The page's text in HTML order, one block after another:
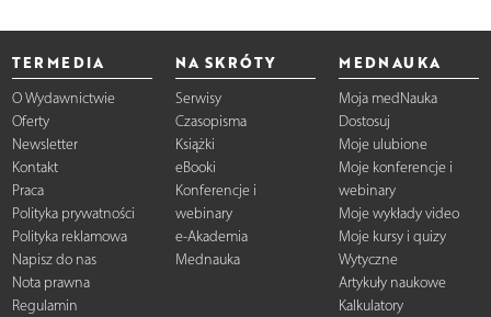
TERMEDIA
O Wydawnictwie
Oferty
Newsletter
Kontakt
Praca
Polityka prywatności
Polityka reklamowa
Napisz do nas
Nota prawna
Regulamin
NA SKRÓTY
Serwisy
Czasopisma
Książki
eBooki
Konferencje i
webinary
e-Akademia
Mednauka
MEDNAUKA
Moja medNauka
Dostosuj
Moje ulubione
Moje konferencje i
webinary
Moje wykłady video
Moje kursy i quizy
Wytyczne
Artykuły naukowe
Kalkulatory